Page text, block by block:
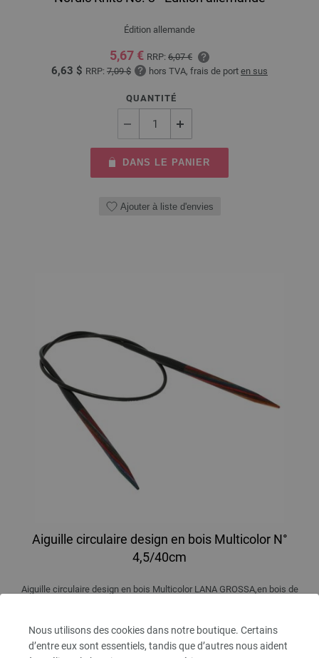
Nous utilisons des cookies dans notre boutique. Certains
d’entre eux sont essentiels, tandis que d’autres nous aident
Édition allemande
5,67 € RRP: 6,07 €
6,63 $ RRP: 7,09 $ hors TVA, frais de port en sus
QUANTITÉ
DANS LE PANIER
Ajouter à liste d'envies
Aiguille circulaire design en bois Multicolor N°
4,5/40cm
Aiguille circulaire design en bois Multicolor LANA GROSSA,en bois de
7,98 €
9,32 $ hors TVA, frais de porten sus